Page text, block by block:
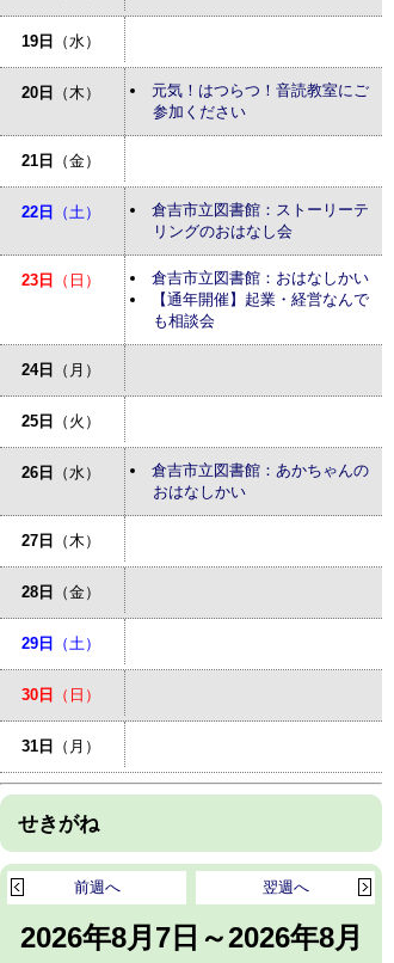
19日 （水）
20日 （木）
元気！はつらつ！音読教室にご
参加ください
21日 （金）
22日 （土）
倉吉市立図書館：ストーリーテ
リングのおはなし会
23日 （日）
倉吉市立図書館：おはなしかい
【通年開催】起業・経営なんで
も相談会
24日 （月）
25日 （火）
26日 （水）
倉吉市立図書館：あかちゃんの
おはなしかい
27日 （木）
28日 （金）
29日 （土）
30日 （日）
31日 （月）
せきがね
2026年8月7日～2026年8月
翌週へ
前週へ